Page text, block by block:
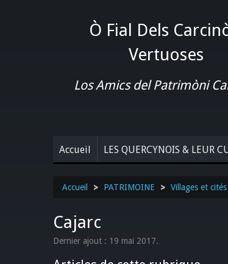
Ò Fial Dels
Vertuoses
Los Amics del Patrimòni
Accueil LES QUERCYNOIS & LEUR
Accueil > PATRIMOINE > Villages et
Cajarc
Dernier ajout : 19 mai 2017.